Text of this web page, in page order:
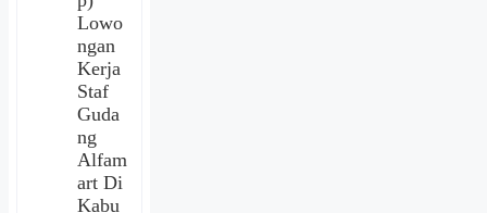
Lowo
ngan
Kerja
Staf
Guda
ng
Alfam
art Di
Kabu